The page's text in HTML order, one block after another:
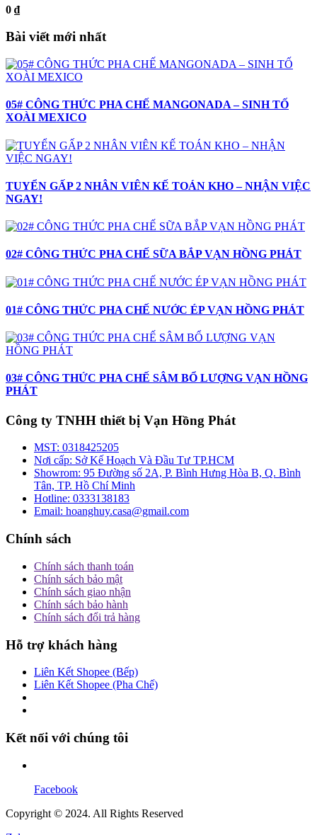
0 ₫
Bài viết mới nhất
05# CÔNG THỨC PHA CHẾ MANGONADA – SINH TỐ
XOÀI MEXICO
TUYỂN GẤP 2 NHÂN VIÊN KẾ TOÁN KHO – NHẬN VIỆC
NGAY!
02# CÔNG THỨC PHA CHẾ SỮA BẮP VẠN HỒNG PHÁT
01# CÔNG THỨC PHA CHẾ NƯỚC ÉP VẠN HỒNG PHÁT
03# CÔNG THỨC PHA CHẾ SÂM BỔ LƯỢNG VẠN HỒNG
PHÁT
Công ty TNHH thiết bị Vạn Hồng Phát
MST: 0318425205
Nơi cấp: Sở Kế Hoạch Và Đầu Tư TP.HCM
Showrom: 95 Đường số 2A, P. Bình Hưng Hòa B, Q. Bình
Tân, TP. Hồ Chí Minh
Hotline: 0333138183
Email: hoanghuy.casa@gmail.com
Chính sách
Chính sách thanh toán
Chính sách bảo mật
Chính sách giao nhận
Chính sách bảo hành
Chính sách đổi trả hàng
Hỗ trợ khách hàng
Liên Kết Shopee (Bếp)
Liên Kết Shopee (Pha Chế)
Kết nối với chúng tôi
Facebook
Copyright © 2024. All Rights Reserved